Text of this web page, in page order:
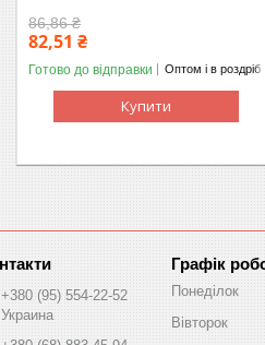
86,86 ₴
82,51 ₴
Готово до відправки Оптом і в роздріб
Купити
+380 (95) 554-22-52
Украина
Графік
Понеділок
Вівторок